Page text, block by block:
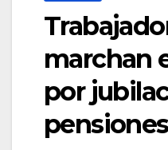
marchan
por